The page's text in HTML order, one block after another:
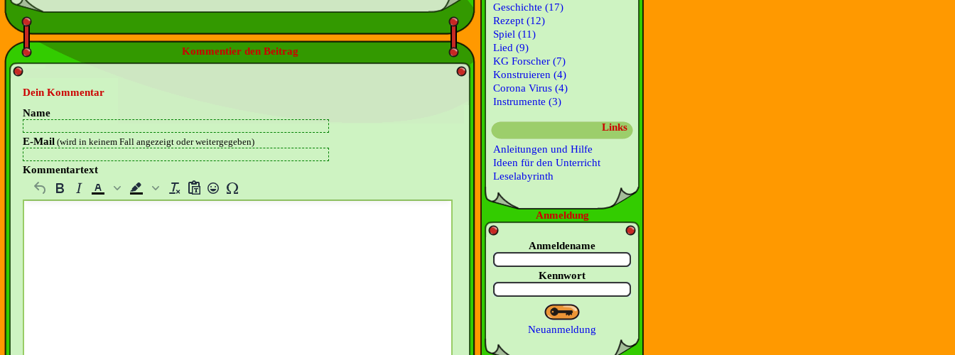
Kommentier den Beitrag
Dein Kommentar
Name
E-Mail (wird in keinem Fall angezeigt oder weitergegeben)
Kommentartext
Geschichte (17)
Rezept (12)
Spiel (11)
Lied (9)
KG Forscher (7)
Konstruieren (4)
Corona Virus (4)
Instrumente (3)
Links
Anleitungen und Hilfe
Ideen für den Unterricht
Leselabyrinth
Anmeldung
Anmeldename
Kennwort
Neuanmeldung